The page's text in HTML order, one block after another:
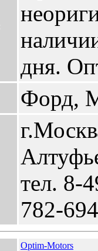
дня.
Форд,
тел. 8-
782-
Optim-Motors